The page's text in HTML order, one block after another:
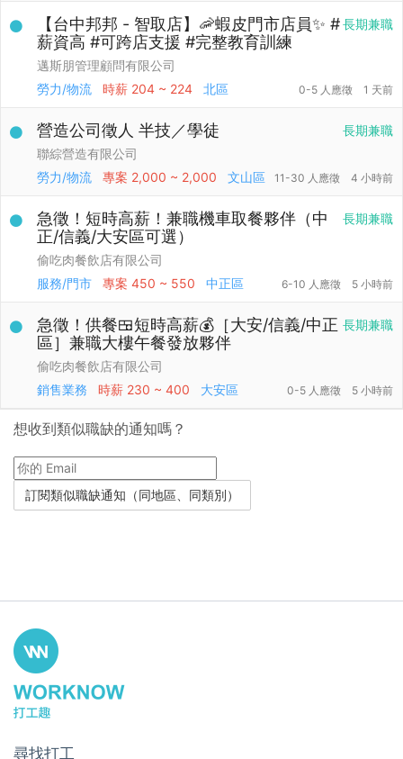
長期兼職
【台中邦邦 - 智取店】🦐蝦皮門市店員✨ #
薪資高 #可跨店支援 #完整教育訓練
邁斯朋管理顧問有限公司
勞力/物流
時薪 204 ~ 224 北區 0-5 人應徵 1 天前
長期兼職
營造公司徵人 半技／學徒
聯綜營造有限公司
勞力/物流
專案 2,000 ~ 2,000 文山區 11-30 人應徵 4 小時前
長期兼職
急徵！短時高薪！兼職機車取餐夥伴（中
正/信義/大安區可選）
偷吃肉餐飲店有限公司
服務/門市
專案 450 ~ 550 中正區 6-10 人應徵 5 小時前
長期兼職
急徵！供餐🍱短時高薪💰［大安/信義/中正
區］兼職大樓午餐發放夥伴
偷吃肉餐飲店有限公司
銷售業務
時薪 230 ~ 400 大安區 0-5 人應徵 5 小時前
想收到類似職缺的通知嗎？
尋找打工